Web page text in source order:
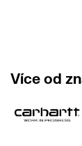
Více od